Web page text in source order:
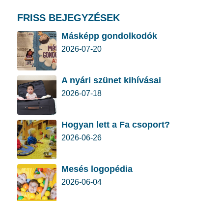
FRISS BEJEGYZÉSEK
Másképp gondolkodók
2026-07-20
A nyári szünet kihívásai
2026-07-18
Hogyan lett a Fa csoport?
2026-06-26
Mesés logopédia
2026-06-04